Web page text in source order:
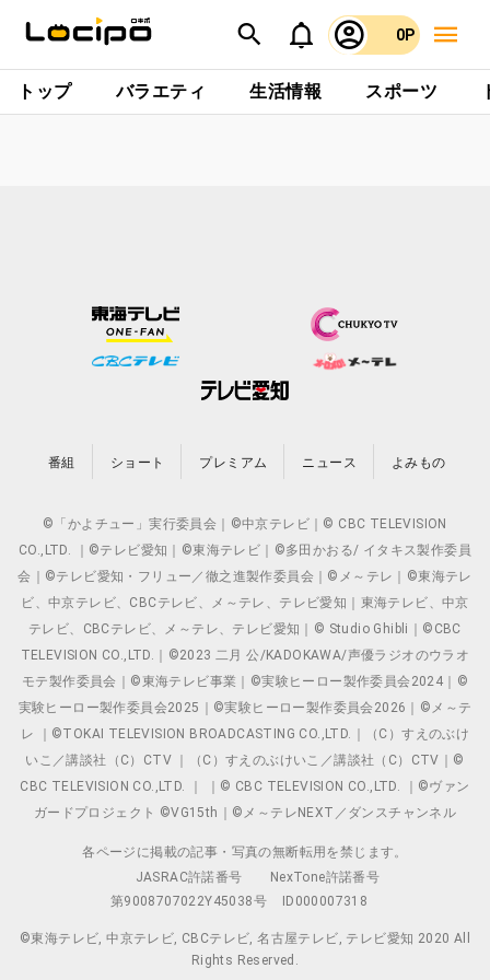
0P
トップ バラエティ 生活情報 スポーツ
番組 ショート プレミアム ニュース よみもの
©「かよチュー」実行委員会｜©中京テレビ｜© CBC TELEVISION
CO.,LTD. ｜©テレビ愛知｜©東海テレビ｜©多田かおる/ イタキス製作委員
会｜©テレビ愛知・フリュー／徹之進製作委員会｜©メ～テレ｜©東海テレ
ビ、中京テレビ、CBCテレビ、メ～テレ、テレビ愛知｜東海テレビ、中京
テレビ、CBCテレビ、メ～テレ、テレビ愛知｜© Studio Ghibli｜©CBC
TELEVISION CO.,LTD.｜©2023 二月 公/KADOKAWA/声優ラジオのウラオ
モテ製作委員会｜©東海テレビ事業｜©実験ヒーロー製作委員会2024｜©
実験ヒーロー製作委員会2025｜©実験ヒーロー製作委員会2026｜©メ～テ
レ ｜©TOKAI TELEVISION BROADCASTING CO.,LTD.｜（C）すえのぶけ
いこ／講談社（C）CTV ｜（C）すえのぶけいこ／講談社（C）CTV｜©
CBC TELEVISION CO.,LTD. ｜ ｜© CBC TELEVISION CO.,LTD. ｜©ヴァン
ガードプロジェクト ©VG15th｜©メ～テレNEXT／ダンスチャンネル
各ページに掲載の記事・写真の無断転用を禁じます。
JASRAC許諾番号
NexTone許諾番号
第9008707022Y45038号
ID000007318
©東海テレビ, 中京テレビ, CBCテレビ, 名古屋テレビ, テレビ愛知 2020 All
Rights Reserved.